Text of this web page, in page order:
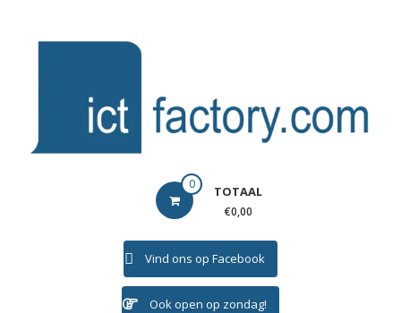
ICTFACTORY 0 TOTAAL
€0,00
Vind ons op Facebook
Ook open op zondag!